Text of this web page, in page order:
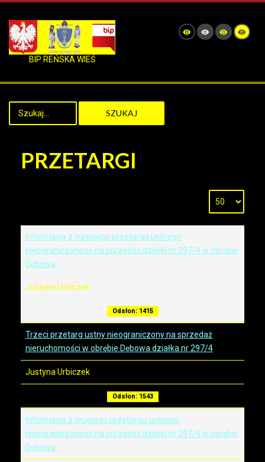
BIP REŃSKA WIEŚ
SZUKAJ
PRZETARGI
Informacja z trzeciego przetargu ustnego
nieograniczonego na sprzedaż działki nr 297/4 w obrębie
Dębowa
Justyna Urbiczek
Odsłon: 1415
Trzeci przetarg ustny nieograniczony na sprzedaż
nieruchomości w obrębie Dębowa działka nr 297/4
Justyna Urbiczek
Odsłon: 1543
Informacja z drugiego przetargu ustnego
nieograniczonego na sprzedaż działki nr 297/4 w obrębie
Dębowa